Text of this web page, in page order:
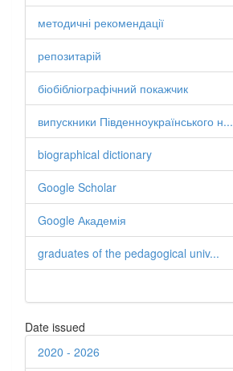
методичні рекомендації
репозитарій
біобібліографічний покажчик
випускники Південноукраїнського н...
biographical dictionary
Google Scholar
Google Академія
graduates of the pedagogical univ...
Date issued
2020 - 2026